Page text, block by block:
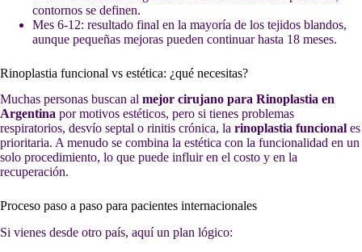
contornos se definen.
Mes 6-12: resultado final en la mayoría de los tejidos blandos,
aunque pequeñas mejoras pueden continuar hasta 18 meses.
Rinoplastia funcional vs estética: ¿qué necesitas?
Muchas personas buscan al mejor cirujano para Rinoplastia en
Argentina por motivos estéticos, pero si tienes problemas
respiratorios, desvío septal o rinitis crónica, la rinoplastia funcional es
prioritaria. A menudo se combina la estética con la funcionalidad en un
solo procedimiento, lo que puede influir en el costo y en la
recuperación.
Proceso paso a paso para pacientes internacionales
Si vienes desde otro país, aquí un plan lógico: